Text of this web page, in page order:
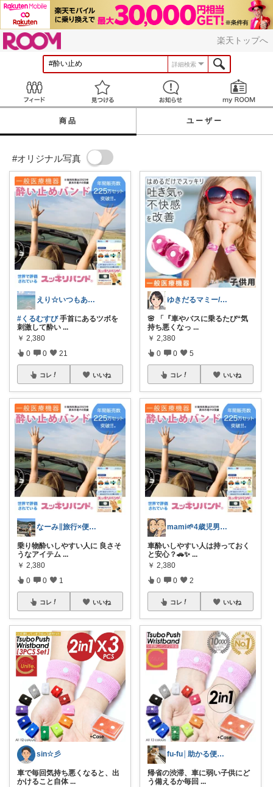
楽天トップへ
詳細検索
見つける お知らせ
商品 ユーザー
#オリジナル写真
えり☆いつもありがとうございます
#くるむすび手首にあるツボを
刺激して酔い ...
￥ 2,380
0 0 21
コレ いいね
なーみ∥旅行×便利グッズ✈️🏝️
乗り物酔いしやすい人に 良さそ
うなアイテム ...
￥ 2,380
0 0 1
コレ いいね
sin☆彡
車で毎回気持ち悪くなると、出
かけること自体 ...
ゆきだるマミー/ママ向け便利グッズ
🌸 「『車やバスに乗るたび“気
持ち悪くなっ ...
￥ 2,380
0 0 5
コレ いいね
mami🌱4歳児男の子のママ🌿
車酔いしやすい人は持っておく
と安心？🚗✨ ...
￥ 2,380
0 0 2
コレ いいね
fu-fu│助かる便利グッズ
帰省の渋滞、車に弱い子供にど
う備えるか毎回 ...